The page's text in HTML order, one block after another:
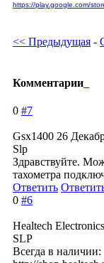
https://play.google.com/
<< Предыдущая -
Комментарии
0 #7
Gsx1400 26
Slp
Здравствуйте.
тахометра
Ответить
0 #6
Healtech Electronics
SLP
Всегда в наличии: